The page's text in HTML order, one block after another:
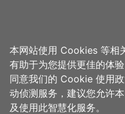
首页 > 想去的地方 > 住宿 > 莳
莳荟
本网站使用 Cookies 等相
有助于为您提供更佳的体
同意我们的 Cookie 使用
动侦测服务，建议您允许
及使用此智慧化服务。